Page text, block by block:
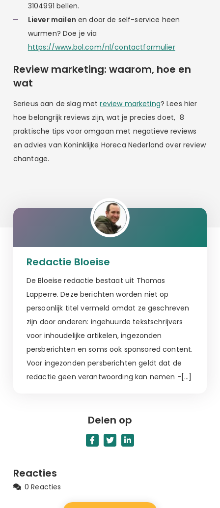
3104991 bellen.
Liever mailen en door de self-service heen
wurmen? Doe je via
https://www.bol.com/nl/contactformulier
Review marketing: waarom, hoe en
wat
Serieus aan de slag metreview marketing? Lees hier
hoe belangrijk reviews zijn, wat je precies doet, 8
praktische tips voor omgaan met negatieve reviews
en advies van Koninklijke Horeca Nederland over review
chantage.
Redactie Bloeise
De Bloeise redactie bestaat uit Thomas
Lapperre. Deze berichten worden niet op
persoonlijk titel vermeld omdat ze geschreven
zijn door anderen: ingehuurde tekstschrijvers
voor inhoudelijke artikelen, ingezonden
persberichten en soms ook sponsored content.
Voor ingezonden persberichten geldt dat de
redactie geen verantwoording kan nemen -[…]
Delen op
Reacties
0 Reacties